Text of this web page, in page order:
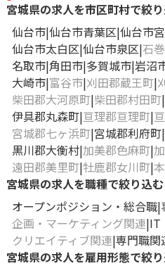
宮城県の求人を市区町村で絞
仙台市 仙台市青葉区 仙台市
仙台市太白区 仙台市泉区 石
名取市 角田市 多賀城市 岩沼
大崎市 富谷市 刈田郡蔵王町
柴田郡大河原町 柴田郡村田町
伊具郡丸森町 亘理郡亘理町
宮城郡七ヶ浜町 宮城郡利府町
黒川郡大衡村 加美郡色麻町
遠田郡美里町 牡鹿郡女川町
宮城県の求人を職種で絞り込む
オープンポジション・総合職
企画・マーケティング関連 IT
クリエイティブ関連 専門職関
宮城県の求人を雇用形態で絞